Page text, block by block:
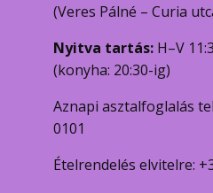
(Veres Pálné – Curia
Nyitva tartás: H–V
(konyha: 20:30-ig)
Aznapi asztalfoglalás
0101
Ételrendelés elvitelre: